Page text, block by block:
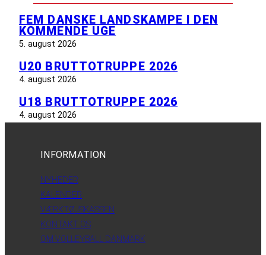
FEM DANSKE LANDSKAMPE I DEN
KOMMENDE UGE
5. august 2026
U20 BRUTTOTRUPPE 2026
4. august 2026
U18 BRUTTOTRUPPE 2026
4. august 2026
INFORMATION
NYHEDER
KALENDER
VÆRKTØJSKASSEN
KONTAKT OS
OM VOLLEYBALL DANMARK